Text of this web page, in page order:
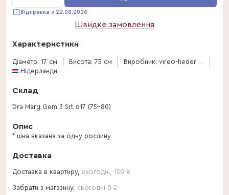
Відправка з 22.08.2026
Швидке замовлення
Характеристики
Діаметр: 17 см Висота: 75 см
Виробник: vireo-hedera-plant
Нідерланди
Склад
Dra Marg Gem 3 Srt d17 (75-80)
Опис
* ціна вказана за одну рослину
Доставка
Доставка в квартиру, сьогодні 150 ₴
Забрати з магазину, сьогодні 0 ₴